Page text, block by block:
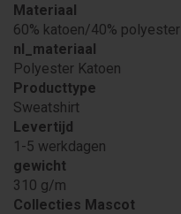
Materiaal
60% katoen/40% polyester
nl_materiaal
Polyester Katoen
Producttype
Sweatshirt
Levertijd
1-5 werkdagen
gewicht
310 g/m
Collecties Mascot